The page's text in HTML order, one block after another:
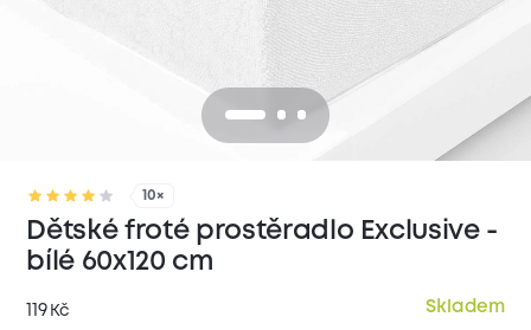
10×
Dětské froté prostěradlo Exclusive -
bílé 60x120 cm
119 Kč Skladem